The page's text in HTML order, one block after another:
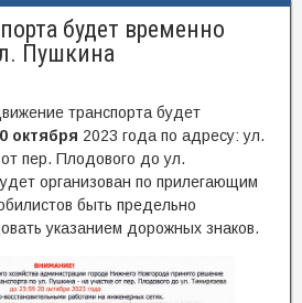
будет временно
Пушкина
транспорта будет
октября 2023 года по адресу: ул.
пер. Плодового до ул.
организован по прилегающим
быть предельно
указанием дорожных знаков.